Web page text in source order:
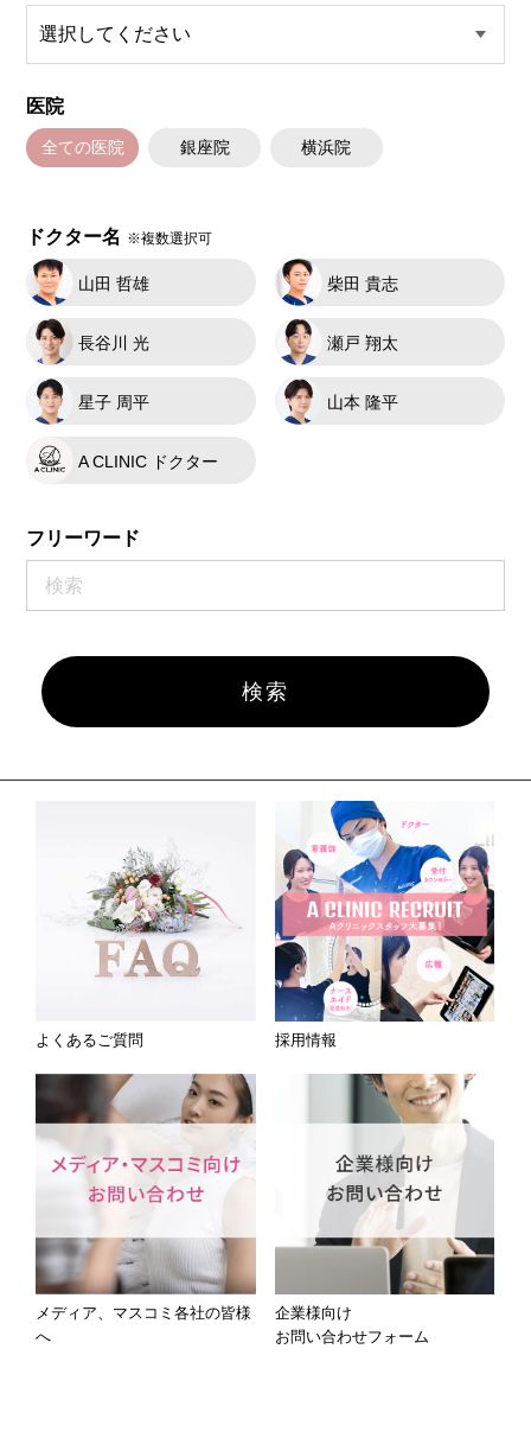
医院
全ての医院 銀座院 横浜院
ドクター名 ※複数選択可
山田 哲雄 柴田 貴志
長谷川 光 瀬戸 翔太
星子 周平 山本 隆平
A CLINIC ドクター
フリーワード
よくあるご質問 採用情報
メディア、マスコミ各社の皆様
へ
企業様向け
お問い合わせフォーム